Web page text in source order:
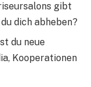
gibt
dich abheben?
du neue
Kooperationen